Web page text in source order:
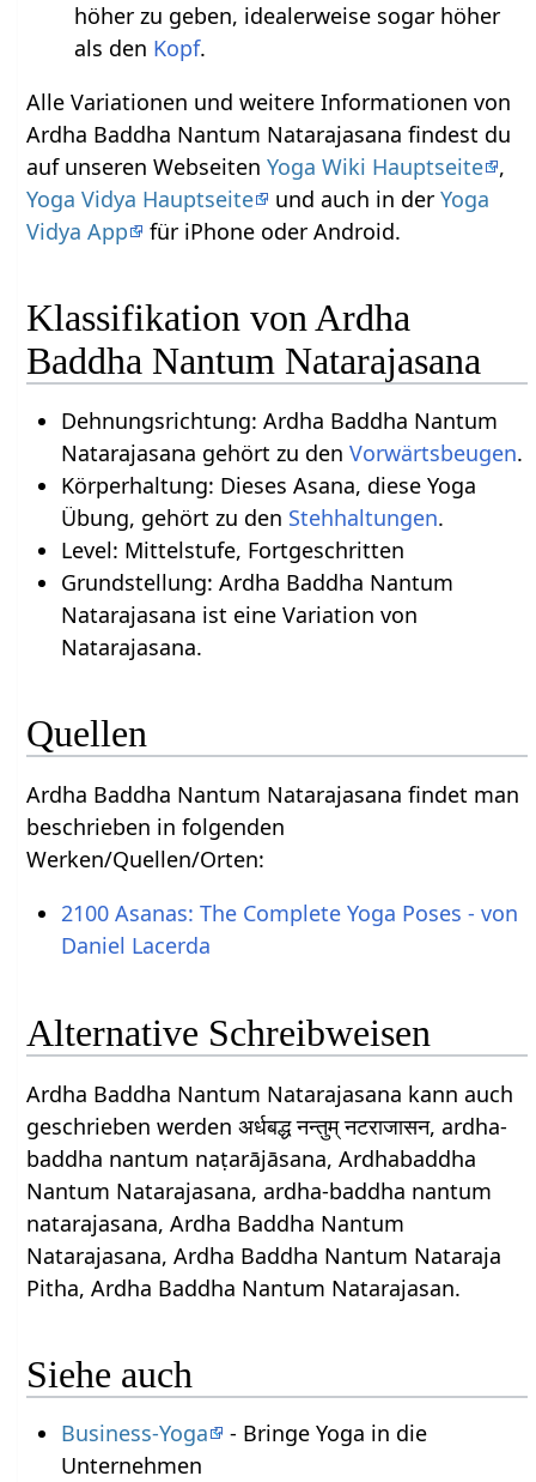
höher zu geben, idealerweise sogar höher
als den Kopf.
Alle Variationen und weitere Informationen von
Ardha Baddha Nantum Natarajasana findest du
auf unseren WebseitenYoga Wiki Hauptseite ,
Yoga Vidya Hauptseite
und auch in derYoga
Vidya App
für iPhone oder Android.
Klassifikation von Ardha
Baddha Nantum Natarajasana
Dehnungsrichtung: Ardha Baddha Nantum
Natarajasana gehört zu den Vorwärtsbeugen.
Körperhaltung: Dieses Asana, diese Yoga
Übung, gehört zu den Stehhaltungen.
Level: Mittelstufe, Fortgeschritten
Grundstellung: Ardha Baddha Nantum
Natarajasana ist eine Variation von
Natarajasana.
Quellen
Ardha Baddha Nantum Natarajasana findet man
beschrieben in folgenden
Werken/Quellen/Orten:
2100 Asanas: The Complete Yoga Poses - von
Daniel Lacerda
Alternative Schreibweisen
Ardha Baddha Nantum Natarajasana kann auch
geschrieben werden अर्धबद्ध नन्तुम् नटराजासन, ardha-
baddha nantum naṭarājāsana, Ardhabaddha
Nantum Natarajasana, ardha-baddha nantum
natarajasana, Ardha Baddha Nantum
Natarajasana, Ardha Baddha Nantum Nataraja
Pitha, Ardha Baddha Nantum Natarajasan.
Siehe auch
Business-Yoga
- Bringe Yoga in die
Unternehmen